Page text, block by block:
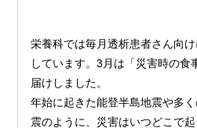
栄養科では毎月透析患者さん向
しています。3月は「災害時の食
届けしました。
年始に起きた能登半島地震や多
震のように、災害はいつどこで